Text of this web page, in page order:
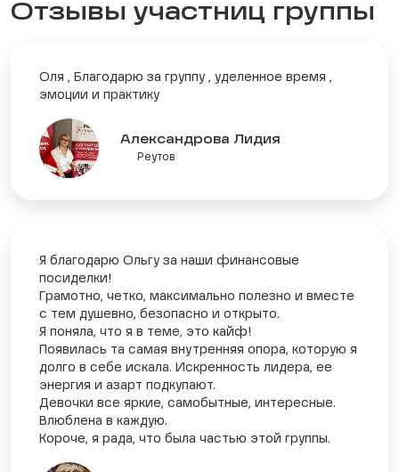
Отзывы участниц группы
Оля , Благодарю за группу , уделенное время ,
эмоции и практику
Александрова Лидия
Реутов
Я благодарю Ольгу за наши финансовые
посиделки!
Грамотно, четко, максимально полезно и вместе
с тем душевно, безопасно и открыто.
Я поняла, что я в теме, это кайф!
Появилась та самая внутренняя опора, которую я
долго в себе искала. Искренность лидера, ее
энергия и азарт подкупают.
Девочки все яркие, самобытные, интересные.
Влюблена в каждую.
Короче, я рада, что была частью этой группы.